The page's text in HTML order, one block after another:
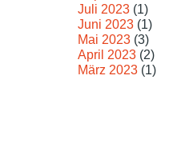
Juli 2023 (1)
Juni 2023 (1)
Mai 2023 (3)
April 2023 (2)
März 2023 (1)